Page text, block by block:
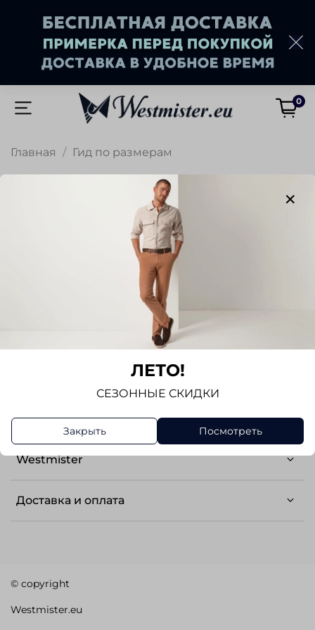
0
Главная Гид по размерам
Гид по размерам
Здесь будет содержимое страницы
Westmister
Доставка и оплата
+7-800-505-16-48
© copyright
Westmister.eu
ЛЕТО!
СЕЗОННЫЕ СКИДКИ
Закрыть Посмотреть